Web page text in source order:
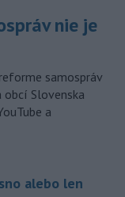
nie je
samospráv
obcí Slovenska
a
alebo len